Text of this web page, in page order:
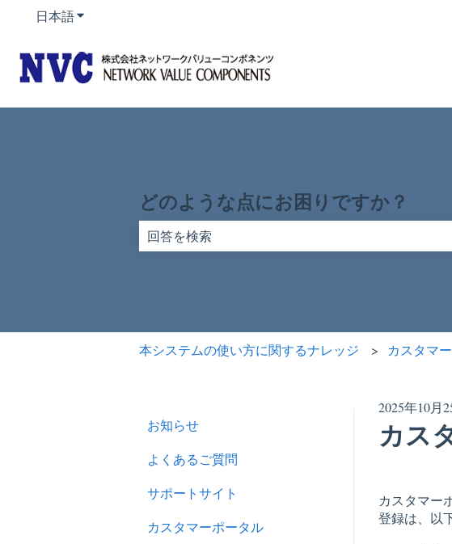
日本語翻訳のサブメニューを表示
どのような点にお困りですか？
本システムの使い方に関するナレッジ カスタマ
2025年10月
カス
カスタマー
登録は、以
お知らせ
よくあるご質問
サポートサイト
カスタマーポータル